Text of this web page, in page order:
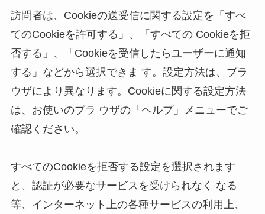
訪問者は、Cookieの送受信に関する設定を「すべ
てのCookieを許可する」、「すべての Cookieを拒
否する」、「Cookieを受信したらユーザーに通知
する」などから選択できま す。設定方法は、ブラ
ウザにより異なります。Cookieに関する設定方法
は、お使いのブラ ウザの「ヘルプ」メニューでご
確認ください。
すべてのCookieを拒否する設定を選択されます
と、認証が必要なサービスを受けられなく なる
等、インターネット上の各種サービスの利用上、